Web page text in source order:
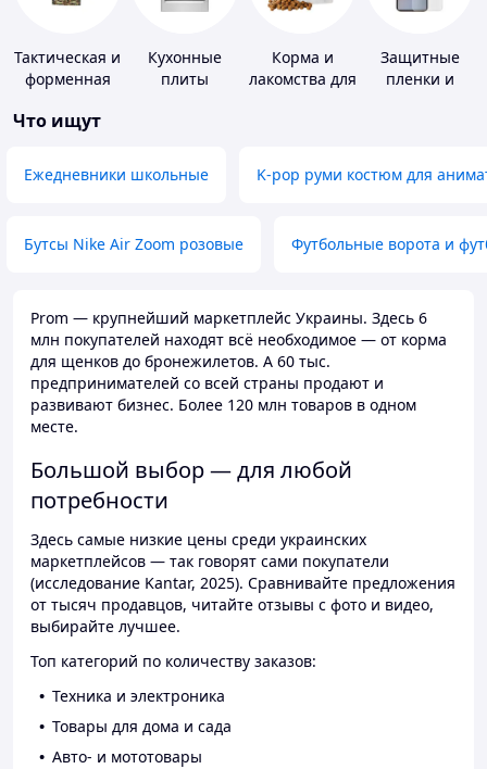
Тактическая и
форменная
Кухонные
плиты
Корма и
лакомства для
Защитные
пленки и
Что ищут
Ежедневники школьные K-pop руми костюм для
Бутсы Nike Air Zoom розовые Футбольные ворота и
Prom — крупнейший маркетплейс Украины. Здесь 6
млн покупателей находят всё необходимое — от корма
для щенков до бронежилетов. А 60 тыс.
предпринимателей со всей страны продают и
развивают бизнес. Более 120 млн товаров в одном
месте.
Большой выбор — для любой
потребности
Здесь самые низкие цены среди украинских
маркетплейсов — так говорят сами покупатели
(исследование Kantar, 2025). Сравнивайте предложения
от тысяч продавцов, читайте отзывы с фото и видео,
выбирайте лучшее.
Топ категорий по количеству заказов:
Техника и электроника
Товары для дома и сада
Авто- и мототовары